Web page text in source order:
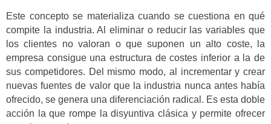
Este concepto se materializa cuando se cuestiona en qué
compite la industria. Al eliminar o reducir las variables que
los clientes no valoran o que suponen un alto coste, la
empresa consigue una estructura de costes inferior a la de
sus competidores. Del mismo modo, al incrementar y crear
nuevas fuentes de valor que la industria nunca antes había
ofrecido, se genera una diferenciación radical. Es esta doble
acción la que rompe la disyuntiva clásica y permite ofrecer